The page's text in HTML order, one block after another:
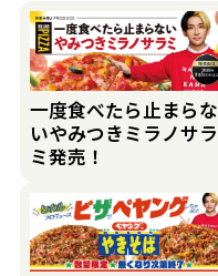
一度食べたら止まらな
いやみつきミラノサラ
ミ発売！